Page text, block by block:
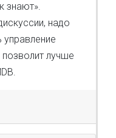
знают».
надо
управление
лучше